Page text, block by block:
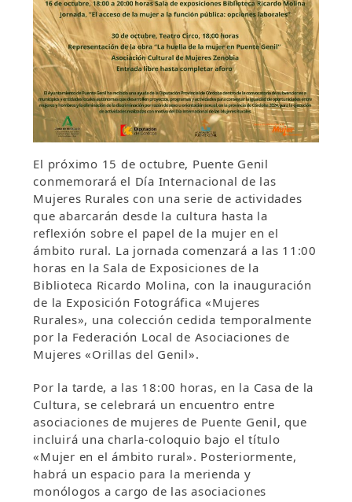
El próximo 15 de octubre, Puente Genil
conmemorará el Día Internacional de las
Mujeres Rurales con una serie de actividades
que abarcarán desde la cultura hasta la
reflexión sobre el papel de la mujer en el
ámbito rural. La jornada comenzará a las 11:00
horas en la Sala de Exposiciones de la
Biblioteca Ricardo Molina, con la inauguración
de la Exposición Fotográfica «Mujeres
Rurales», una colección cedida temporalmente
por la Federación Local de Asociaciones de
Mujeres «Orillas del Genil».
Por la tarde, a las 18:00 horas, en la Casa de la
Cultura, se celebrará un encuentro entre
asociaciones de mujeres de Puente Genil, que
incluirá una charla-coloquio bajo el título
«Mujer en el ámbito rural». Posteriormente,
habrá un espacio para la merienda y
monólogos a cargo de las asociaciones